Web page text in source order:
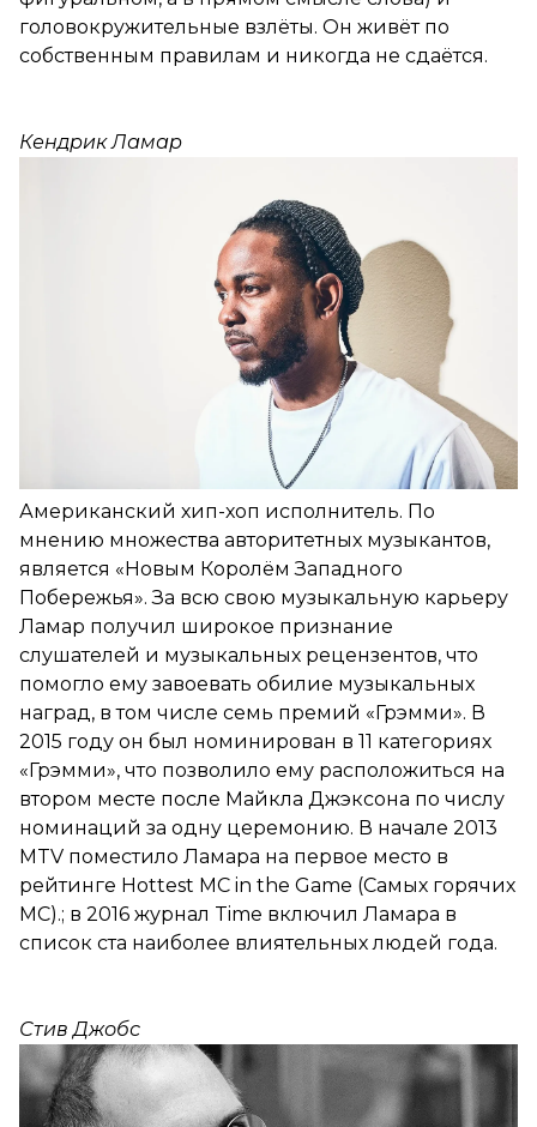
головокружительные взлёты. Он живёт по
собственным правилам и никогда не сдаётся.
Кендрик Ламар
Американский хип-хоп исполнитель. По
мнению множества авторитетных музыкантов,
является «Новым Королём Западного
Побережья». За всю свою музыкальную карьеру
Ламар получил широкое признание
слушателей и музыкальных рецензентов, что
помогло ему завоевать обилие музыкальных
наград, в том числе семь премий «Грэмми». В
2015 году он был номинирован в 11 категориях
«Грэмми», что позволило ему расположиться на
втором месте после Майкла Джэксона по числу
номинаций за одну церемонию. В начале 2013
MTV поместило Ламара на первое место в
рейтинге Hottest MC in the Game (Cамых горячих
МС).; в 2016 журнал Time включил Ламара в
список ста наиболее влиятельных людей года.
Стив Джобс